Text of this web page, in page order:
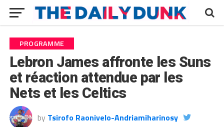
PROGRAMME
Lebron James affronte les Suns
et réaction attendue par les
Nets et les Celtics
by Tsirofo Raonivelo-Andriamiharinosy